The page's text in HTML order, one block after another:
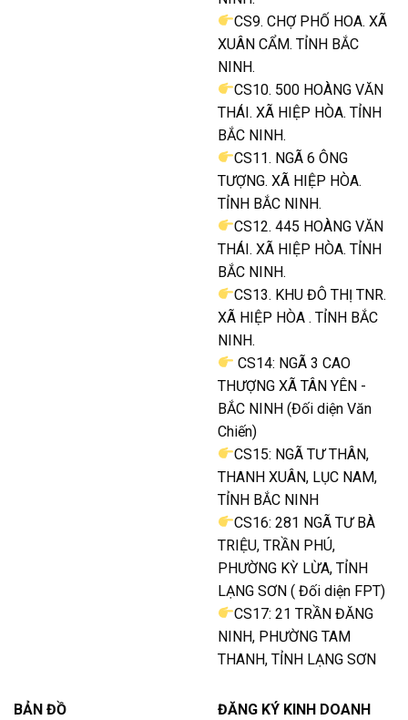
CS9. CHỢ PHỐ HOA. XÃ
XUÂN CẨM. TỈNH BẮC
NINH.
CS10. 500 HOÀNG VĂN
THÁI. XÃ HIỆP HÒA. TỈNH
BẮC NINH.
CS11. NGÃ 6 ÔNG
TƯỢNG. XÃ HIỆP HÒA.
TỈNH BẮC NINH.
CS12. 445 HOÀNG VĂN
THÁI. XÃ HIỆP HÒA. TỈNH
BẮC NINH.
CS13. KHU ĐÔ THỊ TNR.
XÃ HIỆP HÒA . TỈNH BẮC
NINH.
CS14: NGÃ 3 CAO
THƯỢNG XÃ TÂN YÊN -
BẮC NINH (Đối diện Văn
Chiến)
CS15: NGÃ TƯ THÂN,
THANH XUÂN, LỤC NAM,
TỈNH BẮC NINH
CS16: 281 NGÃ TƯ BÀ
TRIỆU, TRẦN PHÚ,
PHƯỜNG KỲ LỪA, TỈNH
LẠNG SƠN ( Đối diện FPT)
CS17: 21 TRẦN ĐĂNG
NINH, PHƯỜNG TAM
THANH, TỈNH LẠNG SƠN
BẢN ĐỒ
ĐĂNG KÝ KINH DOANH